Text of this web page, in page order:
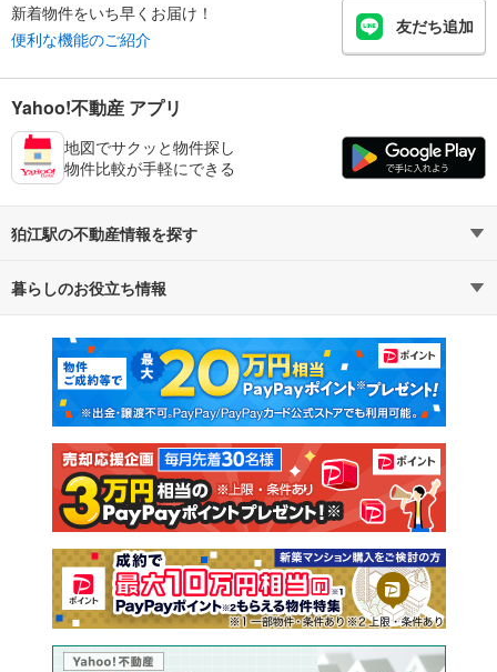
新着物件をいち早くお届け！
便利な機能のご紹介
友だち追加
Yahoo!不動産 アプリ
地図でサクッと物件探し
物件比較が手軽にできる
狛江駅の不動産情報を探す
不動産・住宅
新築マンション 中古マンション
新築一戸建て 中古一戸建て
注文住宅 土地
売却査定
暮らしのお役立ち情報
マンションカタログ 教えて！住まいの先生